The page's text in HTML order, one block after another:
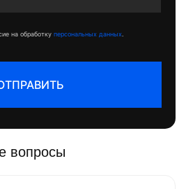
на обработку персональных данных
вопросы